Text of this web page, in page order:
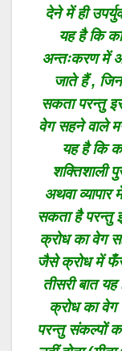
देने में ही
यह है कि
अन्तःकरण में
जाते हैं ,
सकता परन्तु
वेग सहने वाले
यह है कि
शक्तिशाली
अथवा
सकता है परन्तु
क्रोध का वेग
जैसे क्रोध में
तीसरी बात
क्रोध का वेग
परन्तु संकल्पों